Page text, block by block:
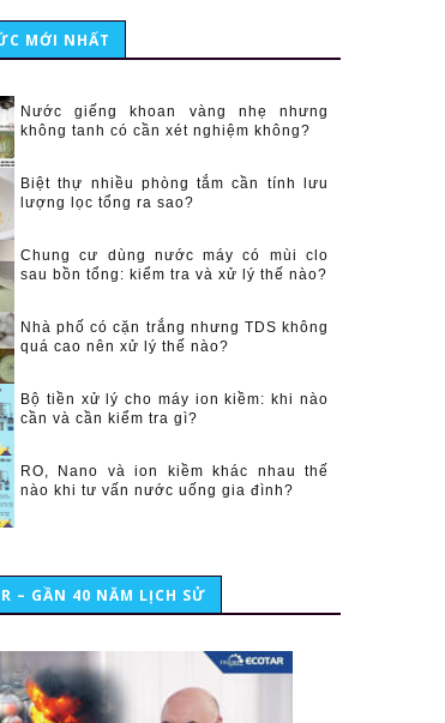
MỚI NHẤT
Nước giếng khoan vàng nhẹ nhưng
không tanh có cần xét nghiệm không?
Biệt thự nhiều phòng tắm cần tính lưu
lượng lọc tổng ra sao?
Chung cư dùng nước máy có mùi clo
sau bồn tổng: kiểm tra và xử lý thế nào?
Nhà phố có cặn trắng nhưng TDS không
quá cao nên xử lý thế nào?
Bộ tiền xử lý cho máy ion kiềm: khi nào
cần và cần kiểm tra gì?
RO, Nano và ion kiềm khác nhau thế
nào khi tư vấn nước uống gia đình?
– GẦN 40 NĂM LỊCH SỬ